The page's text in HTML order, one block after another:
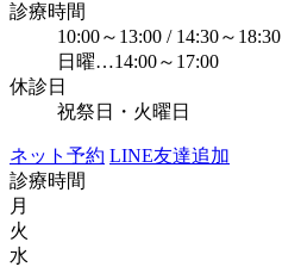
診療時間
10:00～13:00 / 14:30～18:30
日曜…14:00～17:00
休診日
祝祭日・火曜日
ネット予約 LINE友達追加
診療時間
月
火
水